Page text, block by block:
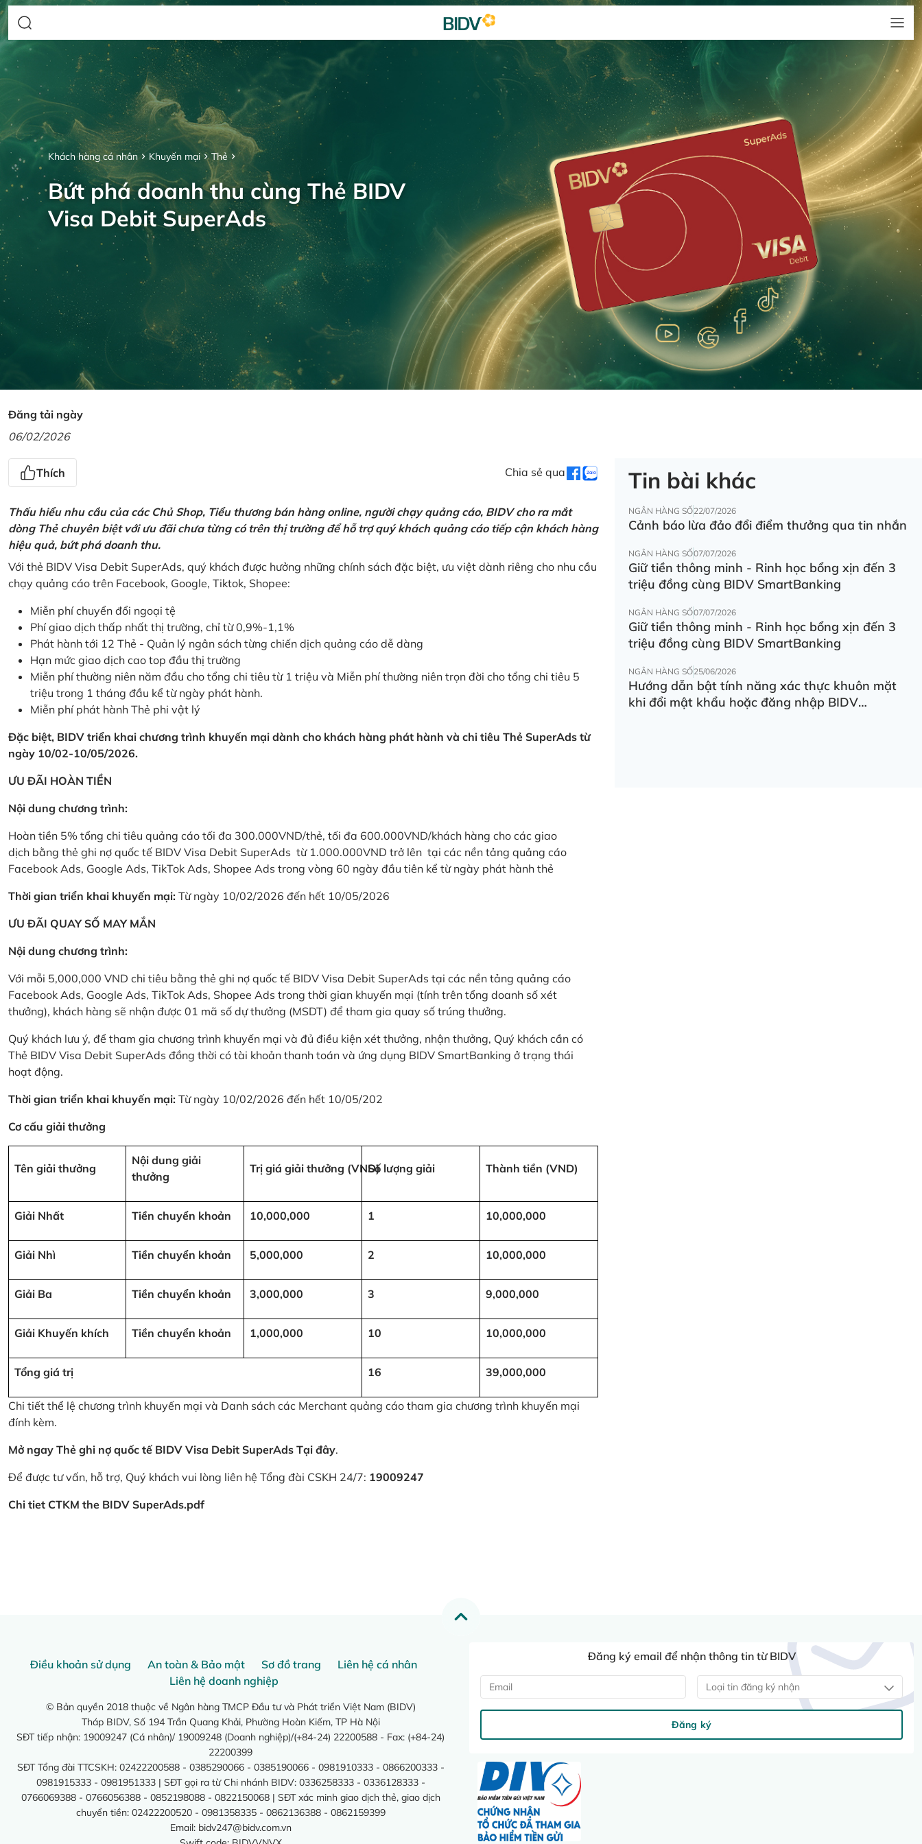
Khách hàng cá nhân Khuyến mại Thẻ
Bứt phá doanh thu cùng Thẻ BIDV
Visa Debit SuperAds
Đăng tải ngày
06/02/2026
Thích Chia sẻ qua
Thấu hiểu nhu cầu của các Chủ Shop, Tiểu thương bán hàng online, người chạy quảng cáo, BIDV cho ra mắt
dòng Thẻ chuyên biệt với ưu đãi chưa từng có trên thị trường để hỗ trợ quý khách quảng cáo tiếp cận khách hàng
hiệu quả, bứt phá doanh thu.
Với thẻ BIDV Visa Debit SuperAds, quý khách được hưởng những chính sách đặc biệt, ưu việt dành riêng cho nhu cầu
chạy quảng cáo trên Facebook, Google, Tiktok, Shopee:
Miễn phí chuyển đổi ngoại tệ
Phí giao dịch thấp nhất thị trường, chỉ từ 0,9%-1,1%
Phát hành tới 12 Thẻ - Quản lý ngân sách từng chiến dịch quảng cáo dễ dàng
Hạn mức giao dịch cao top đầu thị trường
Miễn phí thường niên năm đầu cho tổng chi tiêu từ 1 triệu và Miễn phí thường niên trọn đời cho tổng chi tiêu 5
triệu trong 1 tháng đầu kể từ ngày phát hành.
Miễn phí phát hành Thẻ phi vật lý
Đặc biệt, BIDV triển khai chương trình khuyến mại dành cho khách hàng phát hành và chi tiêu Thẻ SuperAds từ
ngày 10/02-10/05/2026.
ƯU ĐÃI HOÀN TIỀN
Nội dung chương trình:
Hoàn tiền 5% tổng chi tiêu quảng cáo tối đa 300.000VND/thẻ, tối đa 600.000VND/khách hàng cho các giao
dịch bằng thẻ ghi nợ quốc tế BIDV Visa Debit SuperAds từ 1.000.000VND trở lên tại các nền tảng quảng cáo
Facebook Ads, Google Ads, TikTok Ads, Shopee Ads trong vòng 60 ngày đầu tiên kể từ ngày phát hành thẻ
Thời gian triển khai khuyến mại: Từ ngày 10/02/2026 đến hết 10/05/2026
ƯU ĐÃI QUAY SỐ MAY MẮN
Nội dung chương trình:
Với mỗi 5,000,000 VND chi tiêu bằng thẻ ghi nợ quốc tế BIDV Visa Debit SuperAds tại các nền tảng quảng cáo
Facebook Ads, Google Ads, TikTok Ads, Shopee Ads trong thời gian khuyến mại (tính trên tổng doanh số xét
thưởng), khách hàng sẽ nhận được 01 mã số dự thưởng (MSDT) để tham gia quay số trúng thưởng.
Quý khách lưu ý, để tham gia chương trình khuyến mại và đủ điều kiện xét thưởng, nhận thưởng, Quý khách cần có
Thẻ BIDV Visa Debit SuperAds đồng thời có tài khoản thanh toán và ứng dụng BIDV SmartBanking ở trạng thái
hoạt động.
Thời gian triển khai khuyến mại: Từ ngày 10/02/2026 đến hết 10/05/202
Cơ cấu giải thưởng
Tên giải thưởng
Nội dung giải
thưởng
Trị giá giải thưởng (VND)Số lượng giải Thành tiền (VND)
Giải Nhất Tiền chuyển khoản 10,000,000 1 10,000,000
Giải Nhì Tiền chuyển khoản 5,000,000 2 10,000,000
Giải Ba Tiền chuyển khoản 3,000,000 3 9,000,000
Giải Khuyến khích Tiền chuyển khoản 1,000,000 10 10,000,000
Tổng giá trị 16 39,000,000
Chi tiết thể lệ chương trình khuyến mại và Danh sách các Merchant quảng cáo tham gia chương trình khuyến mại
đính kèm.
Mở ngay Thẻ ghi nợ quốc tế BIDV Visa Debit SuperAds Tại đây.
Để được tư vấn, hỗ trợ, Quý khách vui lòng liên hệ Tổng đài CSKH 24/7: 19009247
Chi tiet CTKM the BIDV SuperAds.pdf
Tin bài khác
NGÂN HÀNG SỐ22/07/2026
Cảnh báo lừa đảo đổi điểm thưởng qua tin nhắn
NGÂN HÀNG SỐ07/07/2026
Giữ tiền thông minh - Rinh học bổng xịn đến 3
triệu đồng cùng BIDV SmartBanking
NGÂN HÀNG SỐ07/07/2026
Giữ tiền thông minh - Rinh học bổng xịn đến 3
triệu đồng cùng BIDV SmartBanking
NGÂN HÀNG SỐ25/06/2026
Hướng dẫn bật tính năng xác thực khuôn mặt
khi đổi mật khẩu hoặc đăng nhập BIDV
Điều khoản sử dụng An toàn & Bảo mật Sơ đồ trang
Liên hệ cá nhân
Liên hệ doanh nghiệp
© Bản quyền 2018 thuộc về Ngân hàng TMCP Đầu tư và Phát triển Việt Nam (BIDV)
Tháp BIDV, Số 194 Trần Quang Khải, Phường Hoàn Kiếm, TP Hà Nội
SĐT tiếp nhận: 19009247 (Cá nhân)/ 19009248 (Doanh nghiệp)/(+84-24) 22200588 - Fax: (+84-24)
22200399
SĐT Tổng đài TTCSKH: 02422200588 - 0385290066 - 0385190066 - 0981910333 - 0866200333 -
0981915333 - 0981951333 | SĐT gọi ra từ Chi nhánh BIDV: 0336258333 - 0336128333 -
0766069388 - 0766056388 - 0852198088 - 0822150068 | SĐT xác minh giao dịch thẻ, giao dịch
chuyển tiền: 02422200520 - 0981358335 - 0862136388 - 0862159399
Email: bidv247@bidv.com.vn
Đăng ký email để nhận thông tin từ BIDV
Loại tin đăng ký nhận
Đăng ký